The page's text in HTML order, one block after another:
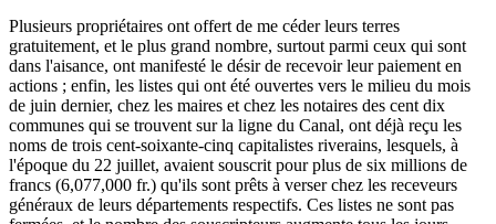
Plusieurs propriétaires ont offert de me céder leurs terres
gratuitement, et le plus grand nombre, surtout parmi ceux qui sont
dans l'aisance, ont manifesté le désir de recevoir leur paiement en
actions ; enfin, les listes qui ont été ouvertes vers le milieu du mois
de juin dernier, chez les maires et chez les notaires des cent dix
communes qui se trouvent sur la ligne du Canal, ont déjà reçu les
noms de trois cent-soixante-cinq capitalistes riverains, lesquels, à
l'époque du 22 juillet, avaient souscrit pour plus de six millions de
francs (6,077,000 fr.) qu'ils sont prêts à verser chez les receveurs
généraux de leurs départements respectifs. Ces listes ne sont pas